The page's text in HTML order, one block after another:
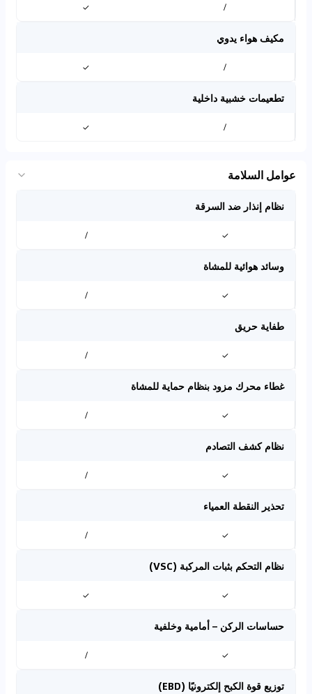
/
✓
مكيف هواء يدوي
/
✓
تطعيمات خشبية داخلية
/
✓
عوامل السلامة
نظام إنذار ضد السرقة
✓
/
وسائد هوائية للمشاة
✓
/
طفاية حريق
✓
/
غطاء محرك مزود بنظام حماية للمشاة
✓
/
نظام كشف التصادم
✓
/
تحذير النقطة العمياء
✓
/
نظام التحكم بثبات المركبة (VSC)
✓
✓
حساسات الركن – أمامية وخلفية
✓
/
توزيع قوة الكبح إلكترونيًا (EBD)